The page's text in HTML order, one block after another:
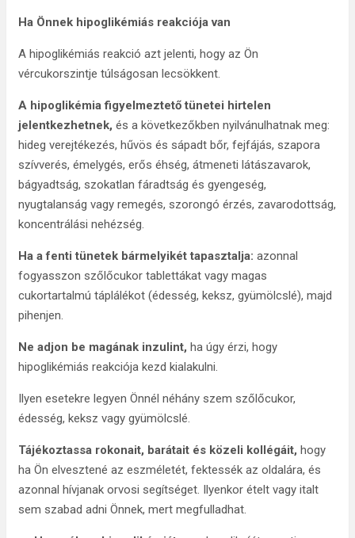
Ha Önnek hipoglikémiás reakciója van
A hipoglikémiás reakció azt jelenti, hogy az Ön
vércukorszintje túlságosan lecsökkent.
A hipoglikémia figyelmeztető tünetei hirtelen
jelentkezhetnek, és a következőkben nyilvánulhatnak meg:
hideg verejtékezés, hűvös és sápadt bőr, fejfájás, szapora
szívverés, émelygés, erős éhség, átmeneti látászavarok,
bágyadtság, szokatlan fáradtság és gyengeség,
nyugtalanság vagy remegés, szorongó érzés, zavarodottság,
koncentrálási nehézség.
Ha a fenti tünetek bármelyikét tapasztalja: azonnal
fogyasszon szőlőcukor tablettákat vagy magas
cukortartalmú táplálékot (édesség, keksz, gyümölcslé), majd
pihenjen.
Ne adjon be magának inzulint, ha úgy érzi, hogy
hipoglikémiás reakciója kezd kialakulni.
Ilyen esetekre legyen Önnél néhány szem szőlőcukor,
édesség, keksz vagy gyümölcslé.
Tájékoztassa rokonait, barátait és közeli kollégáit, hogy
ha Ön elvesztené az eszméletét, fektessék az oldalára, és
azonnal hívjanak orvosi segítséget. Ilyenkor ételt vagy italt
sem szabad adni Önnek, mert megfulladhat.